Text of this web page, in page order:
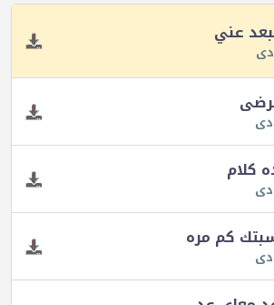
عني
كلام
كم مره